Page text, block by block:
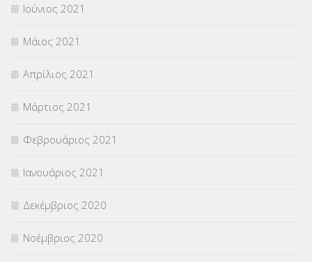
Ιούνιος 2021
Μάιος 2021
Απρίλιος 2021
Μάρτιος 2021
Φεβρουάριος 2021
Ιανουάριος 2021
Δεκέμβριος 2020
Νοέμβριος 2020